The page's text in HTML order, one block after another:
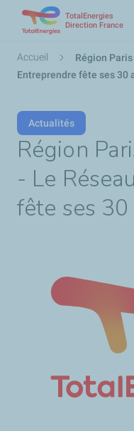
TotalEnergies
Direction France
Fil
d'Ariane
Accueil
Région
Entreprendre fête ses 30
Actualités
Région
- Le
fête ses 30